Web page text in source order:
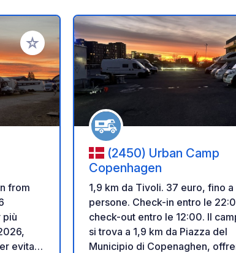
Aggiungi ai tuoi preferiti
from
più
evitare
(2450) Urban Camp
Copenhagen
1,9 km da Tivoli. 37 euro, fino a 6
persone. Check-in entro le 22:00 -
check-out entro le 12:00. Il campeggio
si trova a 1,9 km da Piazza del
Municipio di Copenaghen,